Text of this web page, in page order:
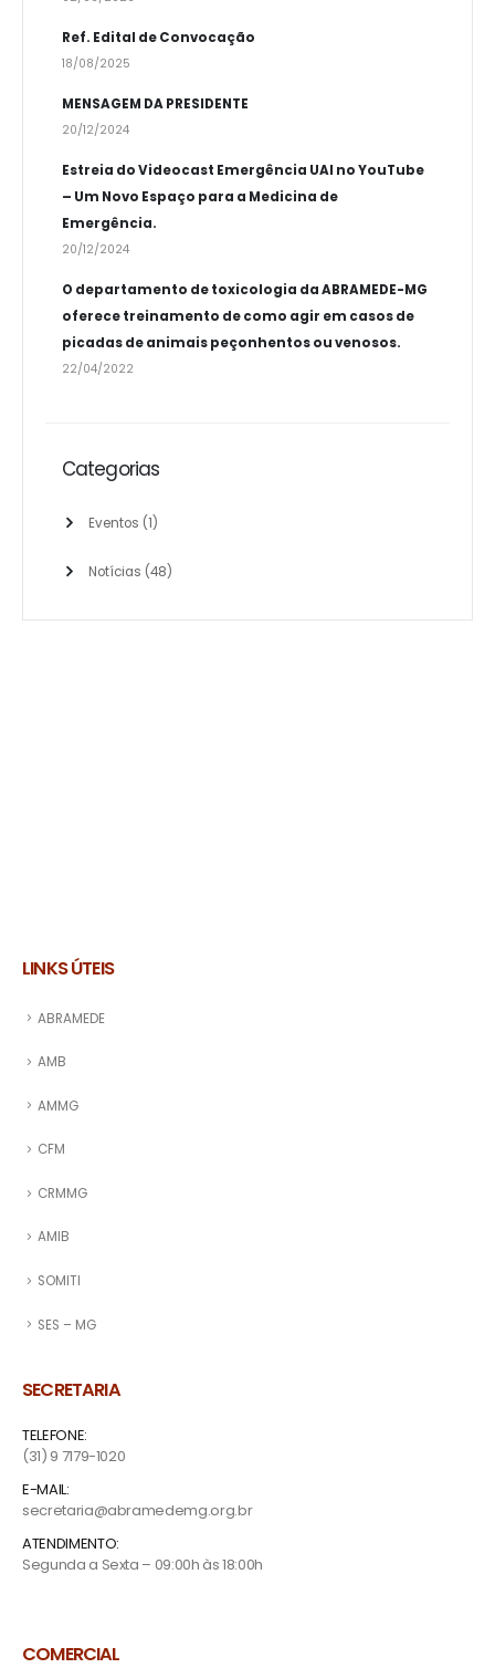
Ref. Edital de Convocação
18/08/2025
MENSAGEM DA PRESIDENTE
20/12/2024
Estreia do Videocast Emergência UAI no YouTube
– Um Novo Espaço para a Medicina de
Emergência.
20/12/2024
O departamento de toxicologia da ABRAMEDE-MG
oferece treinamento de como agir em casos de
picadas de animais peçonhentos ou venosos.
22/04/2022
Categorias
Eventos (1)
Notícias (48)
LINKS ÚTEIS
ABRAMEDE
AMB
AMMG
CFM
CRMMG
AMIB
SOMITI
SES – MG
SECRETARIA
TELEFONE:
(31) 9 7179-1020
E-MAIL:
secretaria@abramedemg.org.br
ATENDIMENTO:
Segunda a Sexta – 09:00h às 18:00h
COMERCIAL